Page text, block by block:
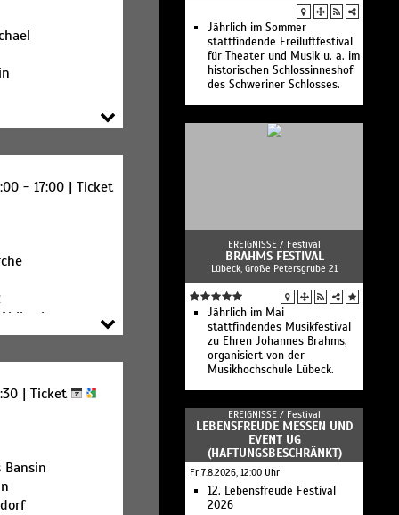
- 17:00 | Ticket
| Ticket
Bansin
Jährlich im Sommer
stattfindende Freiluftfestival
für Theater und Musik u. a. im
historischen Schlossinneshof
des Schweriner Schlosses.
EREIGNISSE / Festival
BRAHMS FESTIVAL
Lübeck, Große Petersgrube 21
Jährlich im Mai
stattfindendes Musikfestival
zu Ehren Johannes Brahms,
organisiert von der
Musikhochschule Lübeck.
EREIGNISSE / Festival
LEBENSFREUDE MESSEN UND
EVENT UG
(HAFTUNGSBESCHRÄNKT)
Fr 7.8.2026, 12:00 Uhr
12. Lebensfreude Festival
2026